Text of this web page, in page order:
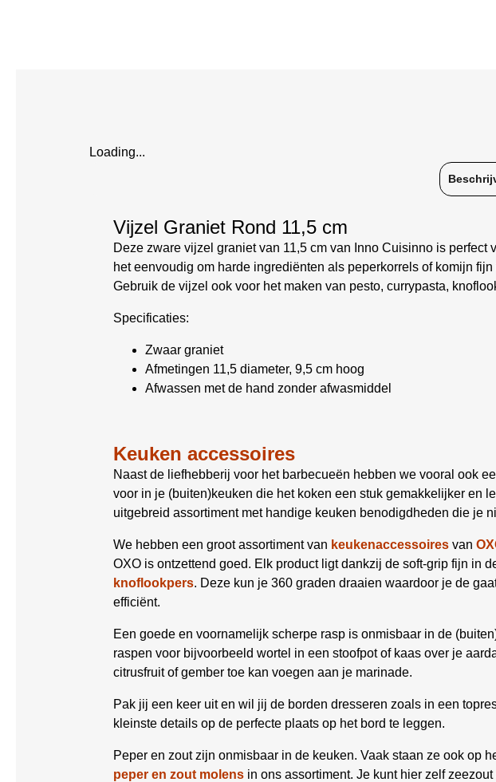
Loading...
Vijzel Graniet Rond 11,5 cm
Deze zware vijzel graniet van 11,5 cm van Inno Cuisinno is
het eenvoudig om harde ingrediënten als peperkorrels of komijn
Gebruik de vijzel ook voor het maken van pesto, currypasta,
Specificaties:
Zwaar graniet
Afmetingen 11,5 diameter, 9,5 cm hoog
Afwassen met de hand zonder afwasmiddel
Keuken accessoires
Naast de liefhebberij voor het barbecueën hebben we vooral ook
voor in je (buiten)keuken die het koken een stuk gemakkelijker en
uitgebreid assortiment met handige keuken benodigdheden die je
We hebben een groot assortiment van keukenaccessoires van
OXO is ontzettend goed. Elk product ligt dankzij de soft-grip fijn in
knoflookpers. Deze kun je 360 graden draaien waardoor je de
efficiënt.
Een goede en voornamelijk scherpe rasp is onmisbaar in de
raspen voor bijvoorbeeld wortel in een stoofpot of kaas over je
citrusfruit of gember toe kan voegen aan je marinade.
Pak jij een keer uit en wil jij de borden dresseren zoals in een
kleinste details op de perfecte plaats op het bord te leggen.
Peper en zout zijn onmisbaar in de keuken. Vaak staan ze ook op
peper en zout molens in ons assortiment. Je kunt hier zelf